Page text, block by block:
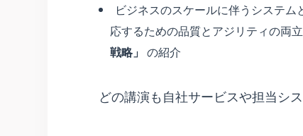
ビジネスのスケールに伴うシステ
応するための品質とアジリティの両
戦略」 の紹介
どの講演も自社サービスや担当シ